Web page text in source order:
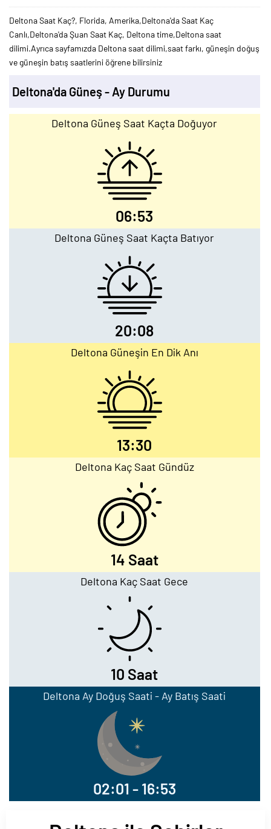
Deltona Saat Kaç?, Florida, Amerika,Deltona'da Saat Kaç
Canlı,Deltona'da Şuan Saat Kaç, Deltona time,Deltona saat
dilimi.Ayrıca sayfamızda Deltona saat dilimi,saat farkı, güneşin doğuş
ve güneşin batış saatlerini öğrene bilirsiniz
Deltona'da Güneş - Ay Durumu
Deltona Güneş Saat Kaçta Doğuyor
06:53
Deltona Güneş Saat Kaçta Batıyor
20:08
Deltona Güneşin En Dik Anı
13:30
Deltona Kaç Saat Gündüz
14 Saat
Deltona Kaç Saat Gece
10 Saat
Deltona Ay Doğuş Saati - Ay Batış Saati
02:01 - 16:53